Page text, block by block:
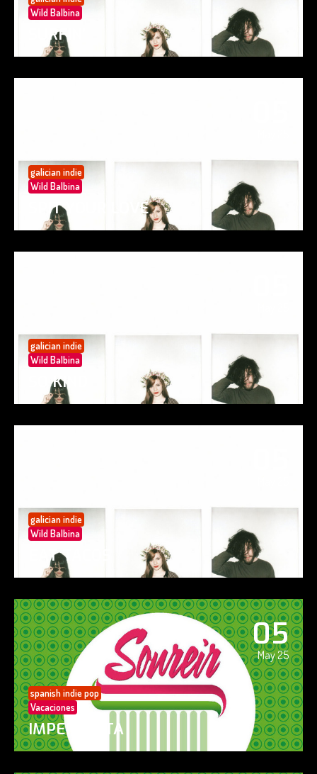
Wild Balbina
SURFIN’
galician indie
Wild Balbina
SPIT YOUR LOVE
galician indie
Wild Balbina
SO KIND
galician indie
Wild Balbina
EAT TACOS
05
May 25
spanish indie pop
Vacaciones
IMPERFECTA